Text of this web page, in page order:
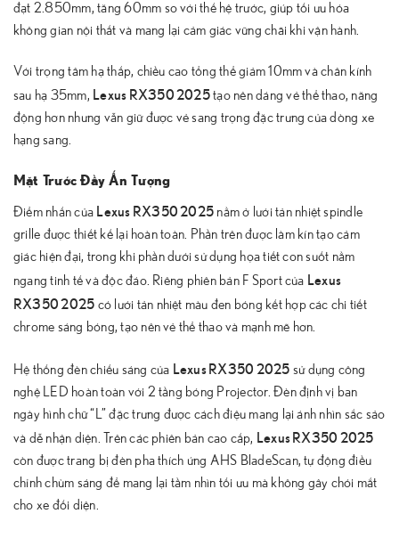
đạt 2.850mm, tăng 60mm so với thế hệ trước, giúp tối ưu hóa
không gian nội thất và mang lại cảm giác vững chãi khi vận hành.
Với trọng tâm hạ thấp, chiều cao tổng thể giảm 10mm và chân kính
sau hạ 35mm, Lexus RX350 2025tạo nên dáng vẻ thể thao, năng
động hơn nhưng vẫn giữ được vẻ sang trọng đặc trưng của dòng xe
hạng sang.
Mặt Trước Đầy Ấn Tượng
Điểm nhấn của Lexus RX350 2025 nằm ở lưới tản nhiệt spindle
grille được thiết kế lại hoàn toàn. Phần trên được làm kín tạo cảm
giác hiện đại, trong khi phần dưới sử dụng họa tiết con suốt nằm
ngang tinh tế và độc đáo. Riêng phiên bản F Sport của Lexus
RX350 2025 có lưới tản nhiệt màu đen bóng kết hợp các chi tiết
chrome sáng bóng, tạo nên vẻ thể thao và mạnh mẽ hơn.
Hệ thống đèn chiếu sáng của Lexus RX350 2025 sử dụng công
nghệ LED hoàn toàn với 2 tầng bóng Projector. Đèn định vị ban
ngày hình chữ “L” đặc trưng được cách điệu mang lại ánh nhìn sắc sảo
và dễ nhận diện. Trên các phiên bản cao cấp, Lexus RX350 2025
còn được trang bị đèn pha thích ứng AHS BladeScan, tự động điều
chỉnh chùm sáng để mang lại tầm nhìn tối ưu mà không gây chói mắt
cho xe đối diện.